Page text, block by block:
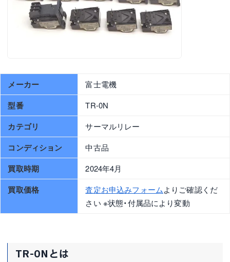
メーカー 富士電機
型番 TR-0N
カテゴリ サーマルリレー
コンディション 中古品
買取時期 2024年4月
買取価格 査定お申込みフォームよりご確認くだ
さい ※状態・付属品により変動
TR-0Nとは